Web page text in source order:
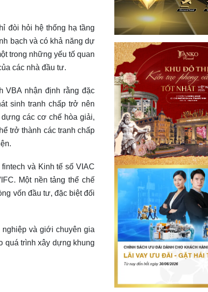
đòi hỏi hệ thống hạ tầng
bạch và có khả năng dự
trong những yếu tố quan
các nhà đầu tư.
VBA nhận định rằng đặc
sinh tranh chấp trở nên
các cơ chế hòa giải,
trở thành các tranh chấp
và Kinh tế số VIAC
Một nền tảng thể chế
vốn đầu tư, đặc biệt đối
và giới chuyên gia
quá trình xây dựng khung